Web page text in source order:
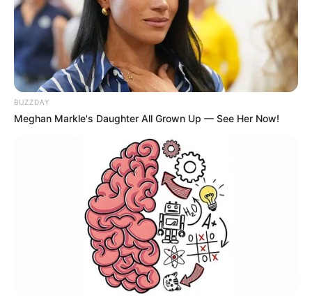
‘વિદ્યાર્થીઓને મારવાનો આદેશ કોણે આપ્યો, પેલેટ
ગનનો ઉપયોગ કરવાની મંજુરી કોણે આપી? રાહુલ
ગાંધીએ અમિત શાહને પત્ર લખ્યો
2 weeks ago
કેનેડામાં કાર અકસ્માતમાં અમદાવાદના કોમ્પ્યુટર
એન્જિનિયરનું મોત
પેપર લીક વિરુદ્ધ કાલે નવું બિલ આવી શકે છે, 10
વર્ષની જેલ અને 10 કરોડ સુધીના દંડની જોગવાઈ
2 weeks ago
મોદીએ રાતે 12 વાગ્યે વીડિયો મેસેજ જાહેર કરીને
કહ્યું, પેપર લીક પર કડક નિર્ણય લેવાશે
2 weeks ago
BUZZDAY
Meghan Markle's Daughter All Grown Up — See Her Now!